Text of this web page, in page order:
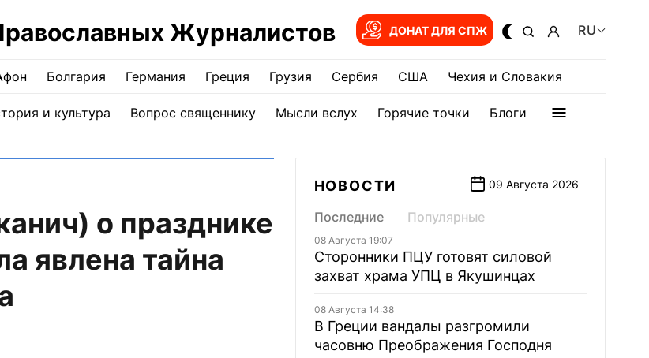
Журналистов ДОНАТ ДЛЯ СПЖ RU
Болгария Германия Греция Грузия Сербия США Чехия и Словакия
и культура Вопрос священнику Мысли вслух Горячие точки Блоги
о празднике
явлена тайна
НОВОСТИ 09 Августа 2026
Последние Популярные
08 Августа 19:07
Сторонники ПЦУ готовят силовой
захват храма УПЦ в Якушинцах
08 Августа 14:38
В Греции вандалы разгромили
часовню Преображения Господня